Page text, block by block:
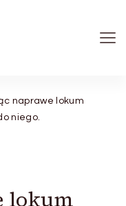
naprawe lokum
niego.
lokum